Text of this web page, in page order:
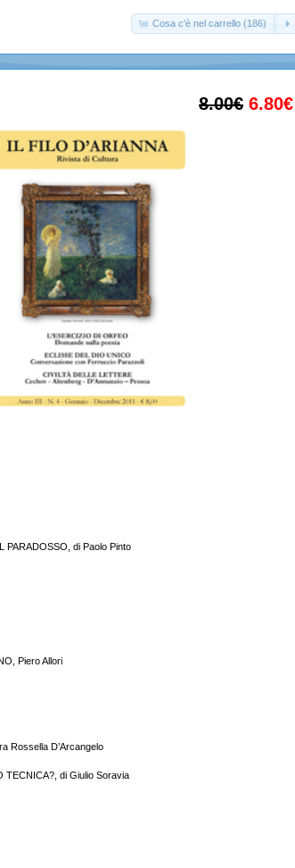
Cosa c'è nel carrello (186)
8.00€ 6.80€
PARADOSSO, di Paolo Pinto
Piero Allori
Rossella D’Arcangelo
TECNICA?, di Giulio Soravia